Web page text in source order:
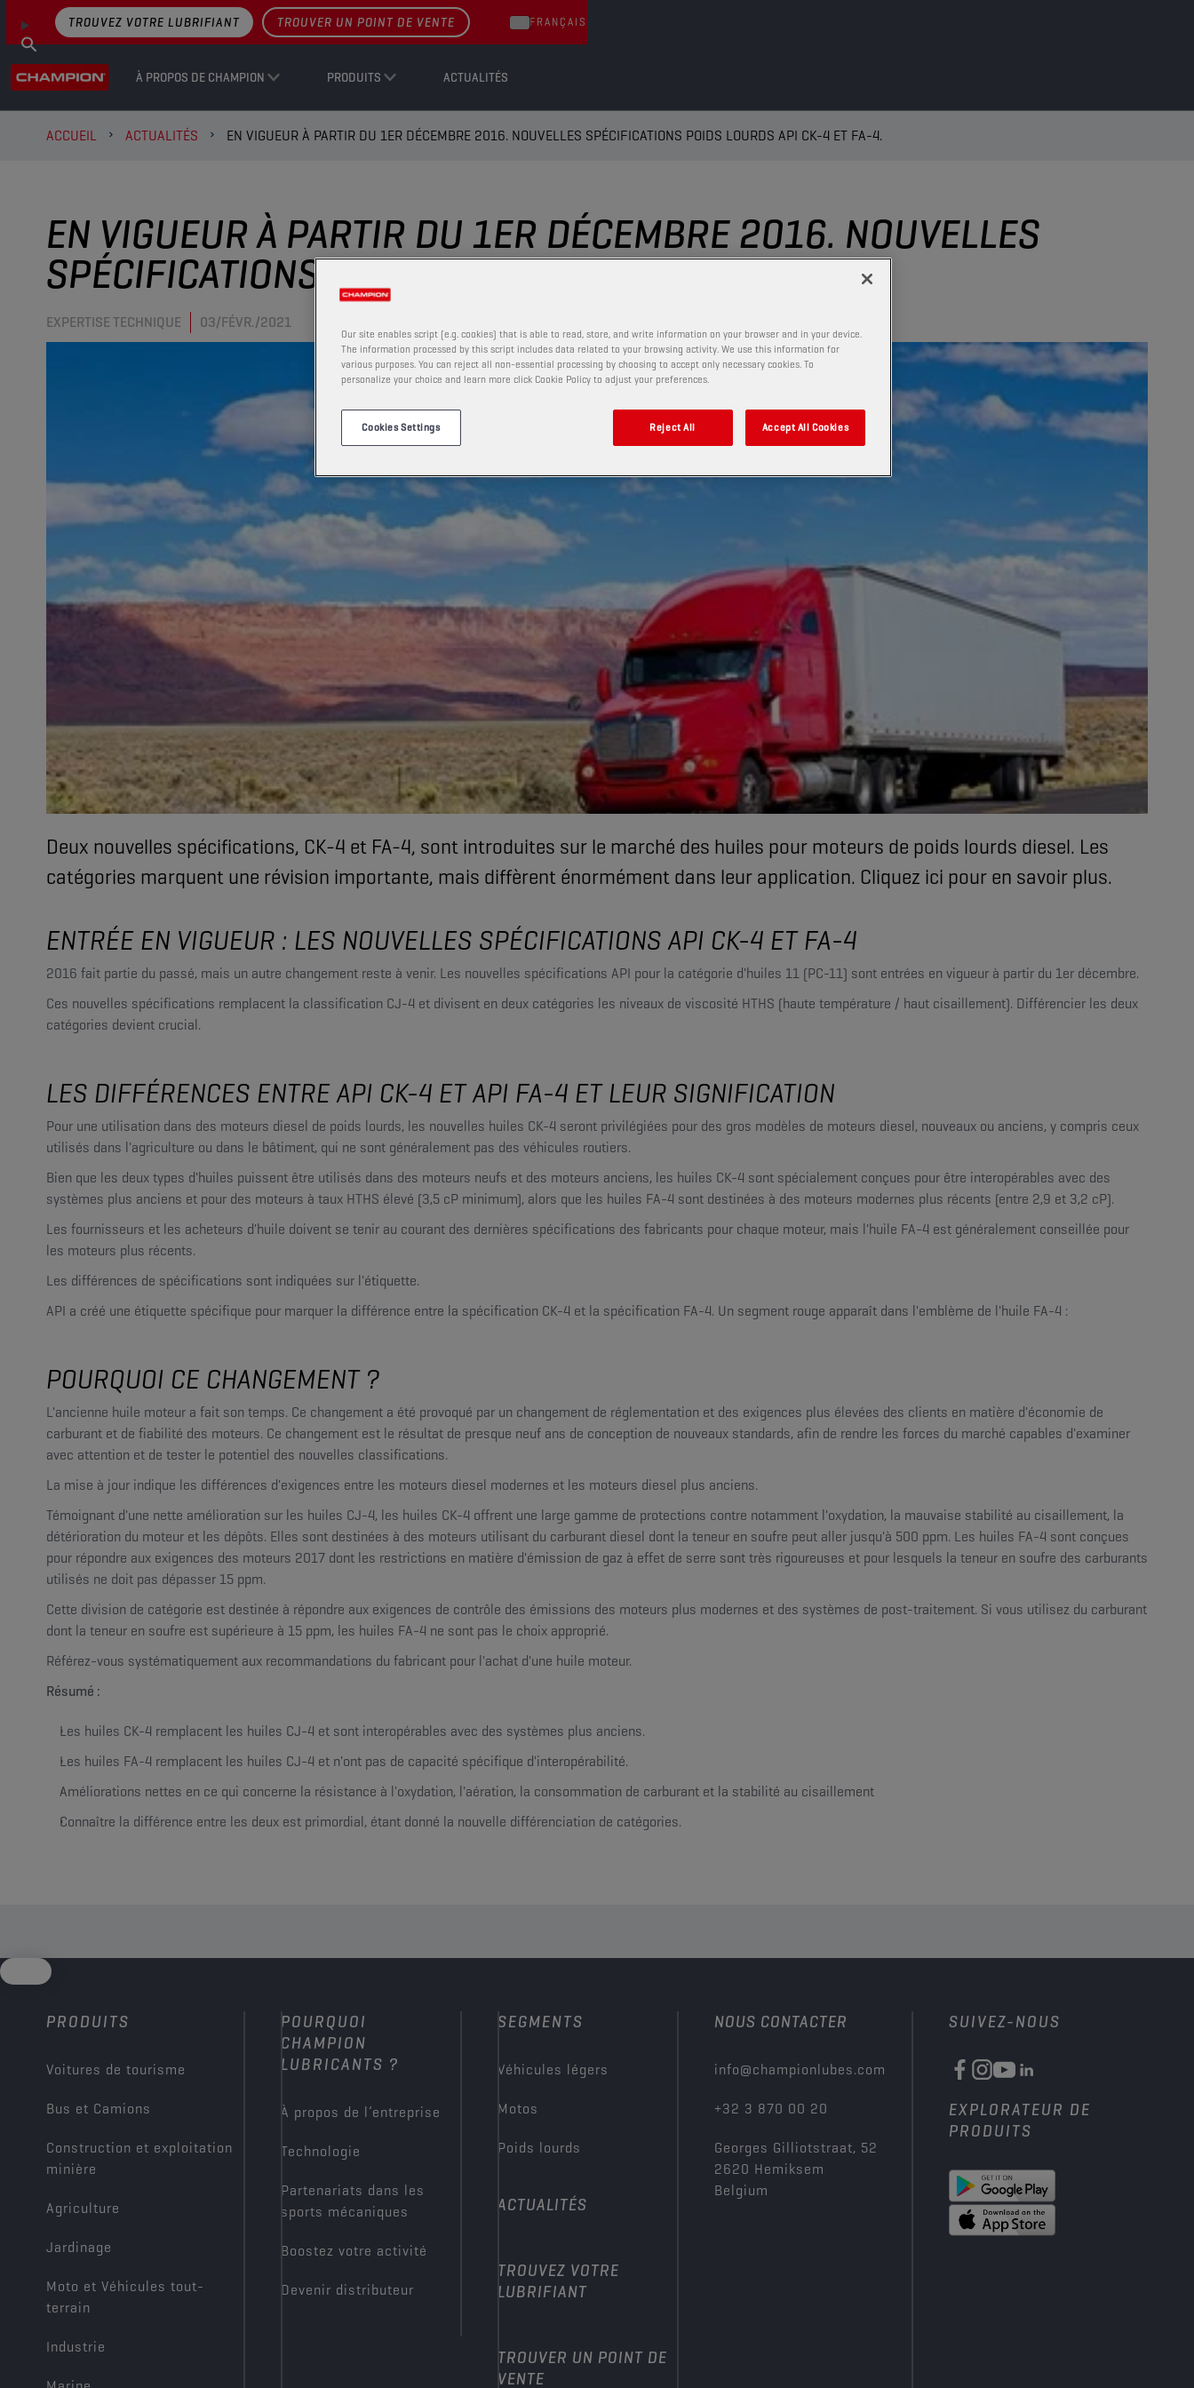
À PROPOS DE CHAMPION PRODUITS ACTUALITÉS
TROUVEZ VOTRE LUBRIFIANT TROUVER UN POINT DE VENTE FRANÇAIS
ACCUEIL ACTUALITÉS EN VIGUEUR À PARTIR DU 1ER DÉCEMBRE 2016. NOUVELLES SPÉCIFICATIONS POIDS LOURDS API CK-4 ET FA-4.
EN VIGUEUR À PARTIR DU 1ER DÉCEMBRE 2016. NOUVELLES
SPÉCIFICATIONS POIDS LOURDS API CK-4 ET FA-4.
EXPERTISE TECHNIQUE 03/FÉVR./2021
Deux nouvelles spécifications, CK-4 et FA-4, sont introduites sur le marché des huiles pour moteurs de poids lourds diesel. Les
catégories marquent une révision importante, mais diffèrent énormément dans leur application. Cliquez ici pour en savoir plus.
ENTRÉE EN VIGUEUR : LES NOUVELLES SPÉCIFICATIONS API CK-4 ET FA-4
2016 fait partie du passé, mais un autre changement reste à venir. Les nouvelles spécifications API pour la catégorie d'huiles 11 (PC-11) sont entrées en vigueur à partir du 1er décembre.
Ces nouvelles spécifications remplacent la classification CJ-4 et divisent en deux catégories les niveaux de viscosité HTHS (haute température / haut cisaillement). Différencier les deux
catégories devient crucial.
LES DIFFÉRENCES ENTRE API CK-4 ET API FA-4 ET LEUR SIGNIFICATION
Pour une utilisation dans des moteurs diesel de poids lourds, les nouvelles huiles CK-4 seront privilégiées pour des gros modèles de moteurs diesel, nouveaux ou anciens, y compris ceux
utilisés dans l'agriculture ou dans le bâtiment, qui ne sont généralement pas des véhicules routiers.
Bien que les deux types d'huiles puissent être utilisés dans des moteurs neufs et des moteurs anciens, les huiles CK-4 sont spécialement conçues pour être interopérables avec des
systèmes plus anciens et pour des moteurs à taux HTHS élevé (3,5 cP minimum), alors que les huiles FA-4 sont destinées à des moteurs modernes plus récents (entre 2,9 et 3,2 cP).
Les fournisseurs et les acheteurs d'huile doivent se tenir au courant des dernières spécifications des fabricants pour chaque moteur, mais l'huile FA-4 est généralement conseillée pour
les moteurs plus récents.
Les différences de spécifications sont indiquées sur l'étiquette.
API a créé une étiquette spécifique pour marquer la différence entre la spécification CK-4 et la spécification FA-4. Un segment rouge apparaît dans l'emblème de l'huile FA-4 :
POURQUOI CE CHANGEMENT ?
L'ancienne huile moteur a fait son temps. Ce changement a été provoqué par un changement de réglementation et des exigences plus élevées des clients en matière d'économie de
carburant et de fiabilité des moteurs. Ce changement est le résultat de presque neuf ans de conception de nouveaux standards, afin de rendre les forces du marché capables d'examiner
avec attention et de tester le potentiel des nouvelles classifications.
La mise à jour indique les différences d'exigences entre les moteurs diesel modernes et les moteurs diesel plus anciens.
Témoignant d'une nette amélioration sur les huiles CJ-4, les huiles CK-4 offrent une large gamme de protections contre notamment l'oxydation, la mauvaise stabilité au cisaillement, la
détérioration du moteur et les dépôts. Elles sont destinées à des moteurs utilisant du carburant diesel dont la teneur en soufre peut aller jusqu'à 500 ppm. Les huiles FA-4 sont conçues
pour répondre aux exigences des moteurs 2017 dont les restrictions en matière d'émission de gaz à effet de serre sont très rigoureuses et pour lesquels la teneur en soufre des carburants
utilisés ne doit pas dépasser 15 ppm.
Cette division de catégorie est destinée à répondre aux exigences de contrôle des émissions des moteurs plus modernes et des systèmes de post-traitement. Si vous utilisez du carburant
dont la teneur en soufre est supérieure à 15 ppm, les huiles FA-4 ne sont pas le choix approprié.
Référez-vous systématiquement aux recommandations du fabricant pour l'achat d'une huile moteur.
Résumé :
Les huiles CK-4 remplacent les huiles CJ-4 et sont interopérables avec des systèmes plus anciens.
Les huiles FA-4 remplacent les huiles CJ-4 et n'ont pas de capacité spécifique d'interopérabilité.
Améliorations nettes en ce qui concerne la résistance à l'oxydation, l'aération, la consommation de carburant et la stabilité au cisaillement
Connaître la différence entre les deux est primordial, étant donné la nouvelle différenciation de catégories.
PRODUITS
Voitures de tourisme
Bus et Camions
Construction et exploitation
minière
Agriculture
Jardinage
Moto et Véhicules tout-
terrain
Industrie
POURQUOI
CHAMPION
LUBRICANTS ?
À propos de l’entreprise
Technologie
Partenariats dans les
sports mécaniques
Boostez votre activité
Devenir distributeur
SEGMENTS
Véhicules légers
Motos
Poids lourds
ACTUALITÉS
TROUVEZ VOTRE
LUBRIFIANT
TROUVER UN POINT DE
VENTE
NOUS CONTACTER
info@championlubes.com
+32 3 870 00 20
Georges Gilliotstraat, 52
2620 Hemiksem
Belgium
SUIVEZ-NOUS
EXPLORATEUR DE
PRODUITS
Our site enables script (e.g. cookies) that is able to read, store, and write information on your browser and in your device.
The information processed by this script includes data related to your browsing activity. We use this information for
various purposes. You can reject all non-essential processing by choosing to accept only necessary cookies. To
personalize your choice and learn more click Cookie Policy to adjust your preferences.
Cookies Settings Reject All Accept All Cookies